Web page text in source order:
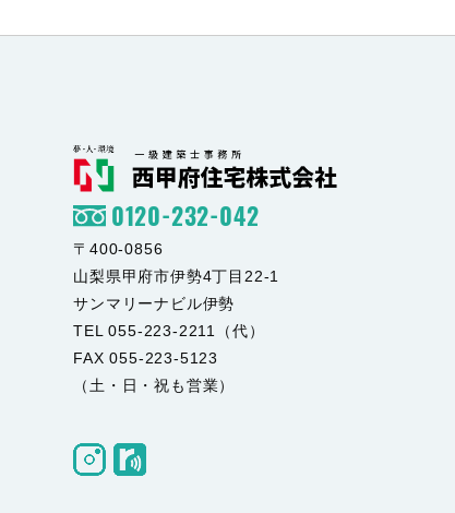
0120-232-042
〒400-0856
山梨県甲府市伊勢4丁目22-1
サンマリーナビル伊勢
TEL 055-223-2211（代）
FAX 055-223-5123
（土・日・祝も営業）